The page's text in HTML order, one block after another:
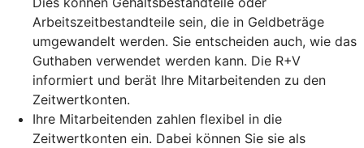
Arbeitszeitbestandteile sein, die in Geldbeträge
umgewandelt werden. Sie entscheiden auch, wie das
Guthaben verwendet werden kann. Die R+V
informiert und berät Ihre Mitarbeitenden zu den
Zeitwertkonten.
Ihre Mitarbeitenden zahlen flexibel in die
Zeitwertkonten ein. Dabei können Sie sie als